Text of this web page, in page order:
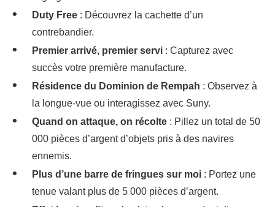
Duty Free : Découvrez la cachette d’un
contrebandier.
Premier arrivé, premier servi : Capturez avec
succès votre première manufacture.
Résidence du Dominion de Rempah : Observez à
la longue-vue ou interagissez avec Suny.
Quand on attaque, on récolte : Pillez un total de 50
000 pièces d’argent d’objets pris à des navires
ennemis.
Plus d’une barre de fringues sur moi : Portez une
tenue valant plus de 5 000 pièces d’argent.